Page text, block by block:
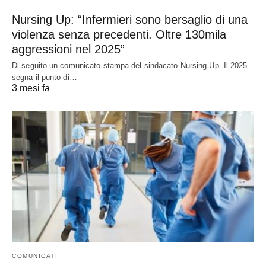
Nursing Up: “Infermieri sono bersaglio di una
violenza senza precedenti. Oltre 130mila
aggressioni nel 2025”
Di seguito un comunicato stampa del sindacato Nursing Up. Il 2025
segna il punto di…
3 mesi fa
COMUNICATI